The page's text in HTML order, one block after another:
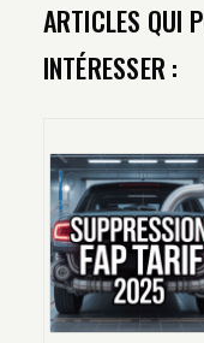
ARTICLES QUI
INTÉRESSER :